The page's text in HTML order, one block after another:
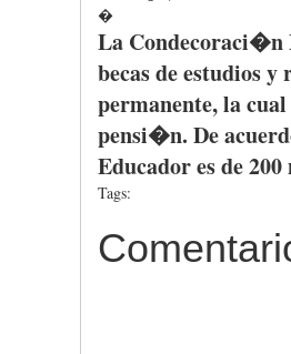
�
La Condecoraci�n
becasdeestudiosy
permanente, lacual
pensi�n. De
Educadoresde 200
Tags: